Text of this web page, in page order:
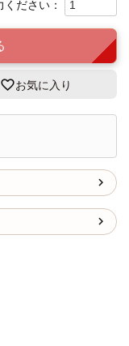
お気に入り